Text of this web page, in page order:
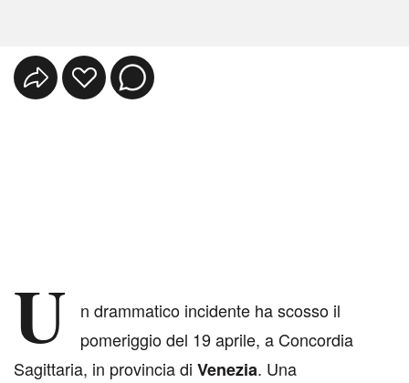
U
n drammatico incidente ha scosso il
pomeriggio del 19 aprile, a Concordia
Sagittaria, in provincia di Venezia. Una